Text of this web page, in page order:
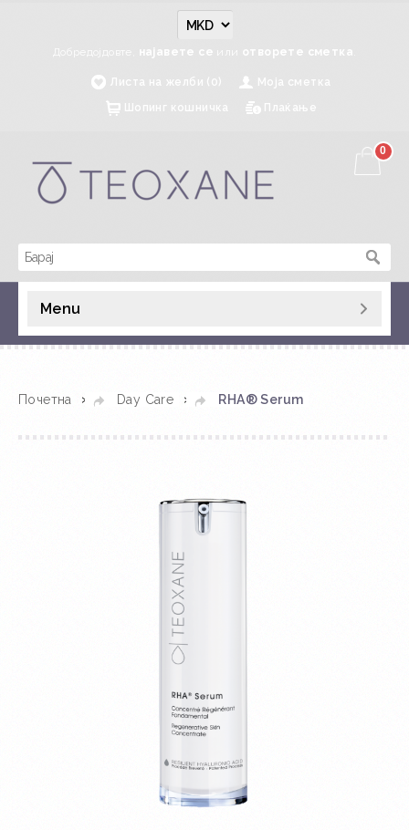
Добредојдовте, најавете се или отворете сметка
Листа на желби (0)
Моја сметка
Шопинг кошничка
Плаќање
0
Menu
Почетна » Day Care » RHA® Serum